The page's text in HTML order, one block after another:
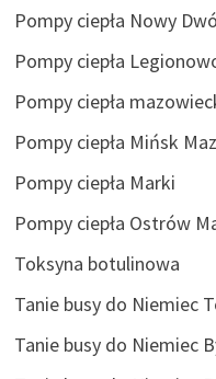
Pompy ciepła Nowy
Pompy ciepła
Pompy ciepła
Pompy ciepła Mińsk
Pompy ciepła Marki
Pompy ciepła Ostrów
Toksyna botulinowa
Tanie busy do Niemiec
Tanie busy do Niemiec